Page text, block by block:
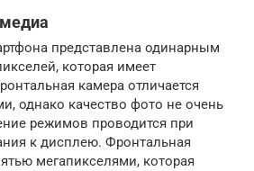
представлена одинарным
которая имеет
камера отличается
однако качество фото не очень
режимов проводится при
к дисплею. Фронтальная
мегапикселями, которая